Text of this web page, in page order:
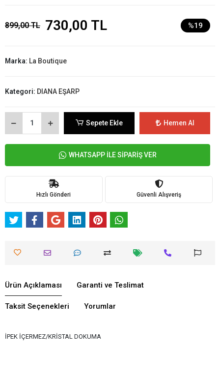
899,00 TL 730,00 TL %19
Marka: La Boutique
Kategori: DIANA EŞARP
Sepete Ekle Hemen Al
WHATSAPP İLE SİPARİŞ VER
Hızlı Gönderi Güvenli Alışveriş
Ürün Açıklaması Garanti ve Teslimat
Taksit Seçenekleri Yorumlar
İPEK İÇERMEZ/KRİSTAL DOKUMA